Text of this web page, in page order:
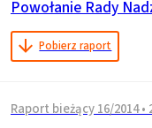
Powołanie Rady
Pobierz raport
Raport bieżący 16/2014 •